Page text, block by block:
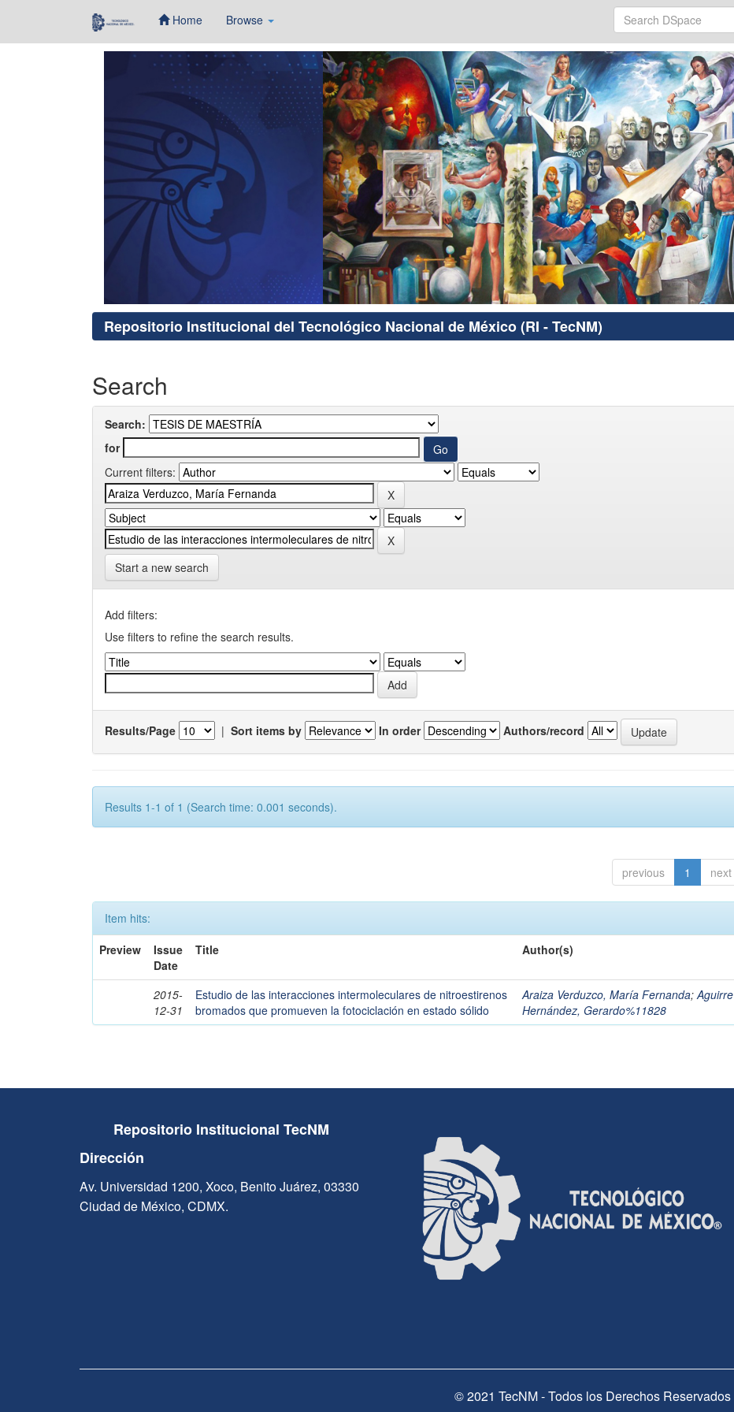
Home Browse
Repositorio Institucional del Tecnológico Nacional de México (RI - TecNM)
Search
Search:
for
Current filters:
Start a new search
Add filters:
Use filters to refine the search results.
Results/Page | Sort items by In order Authors/record
Results 1-1 of 1 (Search time: 0.001 seconds).
previous 1 next
Item hits:
Preview
Issue
Date
Title Author(s)
2015-
12-31
Estudio de las interacciones intermoleculares de nitroestirenos
bromados que promueven la fotociclación en estado sólido
Araiza Verduzco, María Fernanda;Aguirre
Hernández, Gerardo%11828
Repositorio Institucional TecNM
Dirección
Av. Universidad 1200, Xoco, Benito Juárez, 03330
Ciudad de México, CDMX.
© 2021 TecNM - Todos los Derechos Reservados